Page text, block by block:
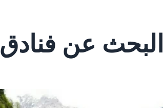
البحث عن فنادق